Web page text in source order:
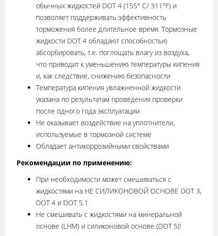
обычных жидкостей DOT 4 (155° C/ 311°F) и
позволяет поддерживать эффективность
торможения более длительное время. Тормозные
жидкости DOT 4 обладают способностью
абсорбировать, т.е. поглощать влагу из воздуха,
что приводит к уменьшению температуры кипения
и, как следствие, снижению безопасности
Температура кипения увлажненной жидкости
указана по результатам проведения проверки
после одного года эксплуатации
Не оказывает воздействие на уплотнители,
используемые в тормозной системе
Обладает антикоррозийными свойствами
Рекомендации по применению:
При необходимости может смешиваться с
жидкостями на НЕ СИЛИКОНОВОЙ ОСНОВЕ DOT 3,
DOT 4 и DOT 5.1
Не смешивать с жидкостями на минеральной
основе (LHM) и силиконовой основе (DOT 5)!